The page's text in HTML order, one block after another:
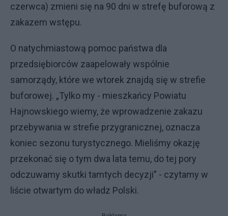
czerwca) zmieni się na 90 dni w strefę buforową z
zakazem wstępu.
O natychmiastową pomoc państwa dla
przedsiębiorców zaapelowały wspólnie
samorządy, które we wtorek znajdą się w strefie
buforowej. „Tylko my - mieszkańcy Powiatu
Hajnowskiego wiemy, że wprowadzenie zakazu
przebywania w strefie przygranicznej, oznacza
koniec sezonu turystycznego. Mieliśmy okazję
przekonać się o tym dwa lata temu, do tej pory
odczuwamy skutki tamtych decyzji” - czytamy w
liście otwartym do władz Polski.